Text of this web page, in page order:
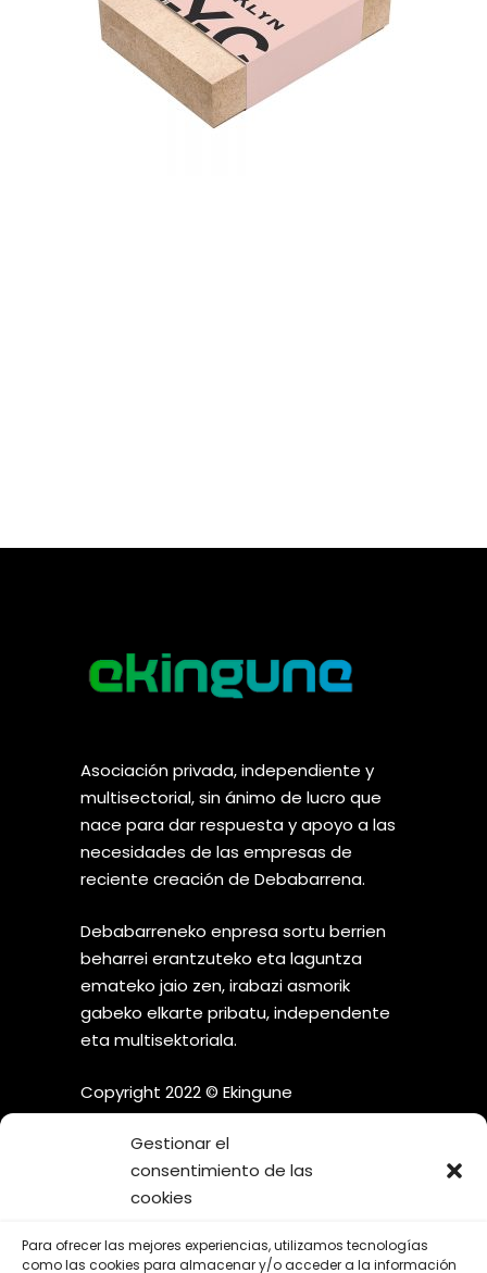
Gestionar el
consentimiento de las
cookies
Para ofrecer las mejores experiencias, utilizamos tecnologías
como las cookies para almacenar y/o acceder a la información
Asociación privada, independiente y
multisectorial, sin ánimo de lucro que
nace para dar respuesta y apoyo a las
necesidades de las empresas de
reciente creación de Debabarrena.
Debabarreneko enpresa sortu berrien
beharrei erantzuteko eta laguntza
emateko jaio zen, irabazi asmorik
gabeko elkarte pribatu, independente
eta multisektoriala.
Copyright 2022 © Ekingune
¡SÍGUENOS EN LAS REDES